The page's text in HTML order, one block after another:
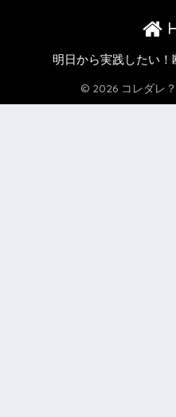
明日から実践したい！
© 2026 コレダレ